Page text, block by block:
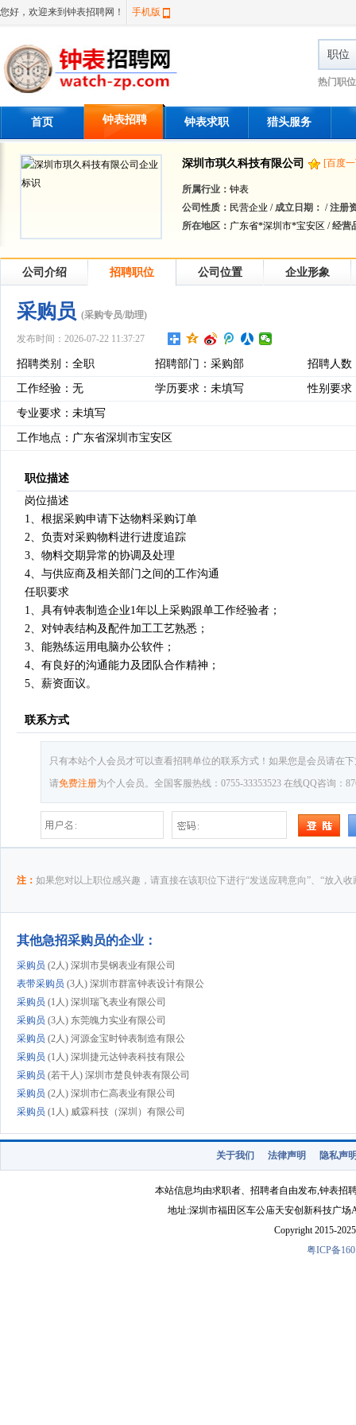
您好，欢迎来到钟表招聘网！ 手机版
职位
热门职
首页 钟表招聘 钟表求职 猎头服务
深圳市琪久科技有限公司 [百度
所属行业： 钟表
公司性质： 民营企业 /成立日期： /注册
所在地区： 广东省*深圳市*宝安区 /经营
公司介绍 招聘职位 公司位置 企业形象
采购员 (采购专员/助理)
发布时间：2026-07-22 11:37:27
招聘类别：全职 招聘部门：采购部 招聘人数
工作经验：无 学历要求：未填写 性别要求
专业要求：未填写
工作地点：广东省深圳市宝安区
职位描述
岗位描述
1、根据采购申请下达物料采购订单
2、负责对采购物料进行进度追踪
3、物料交期异常的协调及处理
4、与供应商及相关部门之间的工作沟通
任职要求
1、具有钟表制造企业1年以上采购跟单工作经验者；
2、对钟表结构及配件加工工艺熟悉；
3、能熟练运用电脑办公软件；
4、有良好的沟通能力及团队合作精神；
5、薪资面议。
联系方式
只有本站个人会员才可以查看招聘单位的联系方式！如果您是会员请在
请免费注册为个人会员。全国客服热线：0755-33353523 在线QQ咨询：
注： 如果您对以上职位感兴趣，请直接在该职位下进行“发送应聘意向”、“放入
其他急招采购员的企业：
采购员 (2人) 深圳市昊钢表业有限公司
表带采购员 (3人) 深圳市群富钟表设计有限公
采购员 (1人) 深圳瑞飞表业有限公司
采购员 (3人) 东莞魄力实业有限公司
采购员 (2人) 河源金宝时钟表制造有限公
采购员 (1人) 深圳捷元达钟表科技有限公
采购员 (若干人) 深圳市楚良钟表有限公司
采购员 (2人) 深圳市仁高表业有限公司
采购员 (1人) 威霖科技（深圳）有限公司
(2人) 深圳市琪久科技有限公司
(2人) 香港雷有限公司东莞代表处
关于我们 法律声明 隐私声
本站信息均由求职者、招聘者自由发布,钟表招
地址:深圳市福田区车公庙天安创新科技广场
Copyright 2015-
粤ICP备